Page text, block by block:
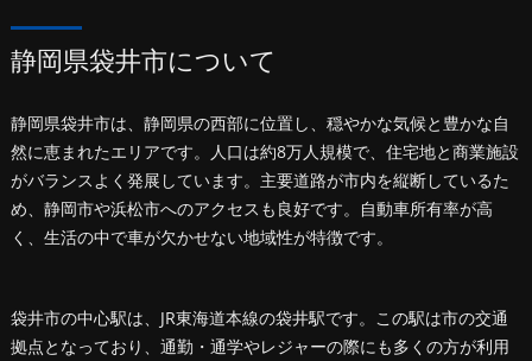
静岡県袋井市について
静岡県袋井市は、静岡県の西部に位置し、穏やかな気候と豊かな自
然に恵まれたエリアです。人口は約8万人規模で、住宅地と商業施設
がバランスよく発展しています。主要道路が市内を縦断しているた
め、静岡市や浜松市へのアクセスも良好です。自動車所有率が高
く、生活の中で車が欠かせない地域性が特徴です。
袋井市の中心駅は、JR東海道本線の袋井駅です。この駅は市の交通
拠点となっており、通勤・通学やレジャーの際にも多くの方が利用